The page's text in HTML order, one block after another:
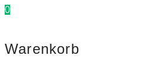
0
Warenkorb